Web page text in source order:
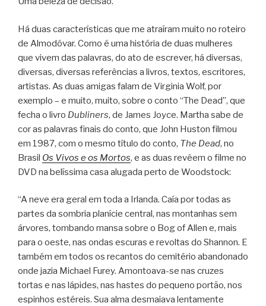
Há duas características que me atraíram muito no roteiro
de Almodóvar. Como é uma história de duas mulheres
que vivem das palavras, do ato de escrever, há diversas,
diversas, diversas referências a livros, textos, escritores,
artistas. As duas amigas falam de Virginia Wolf, por
exemplo – e muito, muito, sobre o conto “The Dead”, que
fecha o livro Dubliners, de James Joyce. Martha sabe de
cor as palavras finais do conto, que John Huston filmou
em 1987, com o mesmo título do conto, The Dead, no
Brasil Os Vivos e os Mortos, e as duas revêem o filme no
DVD na belíssima casa alugada perto de Woodstock:
“A neve era geral em toda a Irlanda. Caía por todas as
partes da sombria planície central, nas montanhas sem
árvores, tombando mansa sobre o Bog of Allen e, mais
para o oeste, nas ondas escuras e revoltas do Shannon. E
também em todos os recantos do cemitério abandonado
onde jazia Michael Furey. Amontoava-se nas cruzes
tortas e nas lápides, nas hastes do pequeno portão, nos
espinhos estéreis. Sua alma desmaiava lentamente